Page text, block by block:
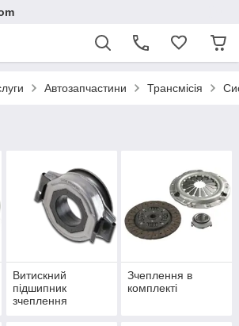
Автозапчастини Трансмісія
Витискний
підшипник
зчеплення
Зчеплення в
комплекті